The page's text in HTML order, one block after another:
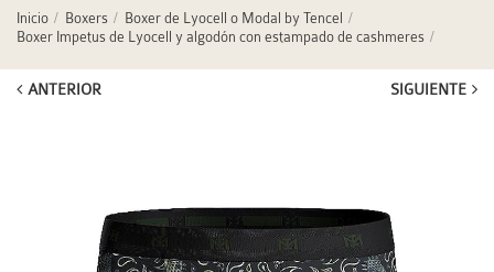
Inicio Boxers
Boxer de Lyocell o Modal by Tencel
Boxer Impetus de Lyocell y algodón con estampado de cashmeres
ANTERIOR SIGUIENTE